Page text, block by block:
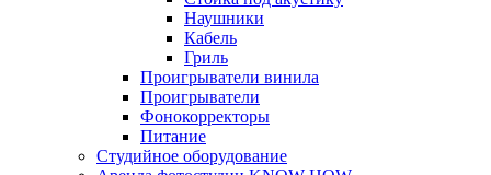
Наушники
Кабель
Гриль
Проигрыватели винила
Проигрыватели
Фонокорректоры
Питание
Студийное оборудование